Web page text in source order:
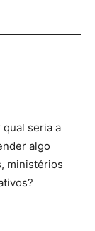
seria a
algo
ministérios